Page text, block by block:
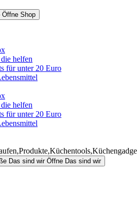
Öffne Shop
helfen
für unter 20 Euro
helfen
für unter 20 Euro
Das sind wir Öffne Das sind wir